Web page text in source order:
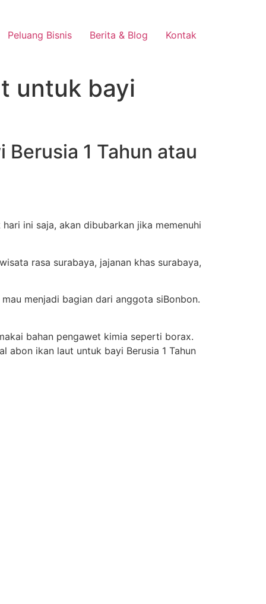
Peluang Bisnis Berita & Blog Kontak
untuk bayi
1 Tahun atau
ini saja, akan dibubarkan jika memenuhi
menjadi bagian dari anggota siBonbon.
bahan pengawet kimia seperti borax.
abon ikan laut untuk bayi Berusia 1 Tahun